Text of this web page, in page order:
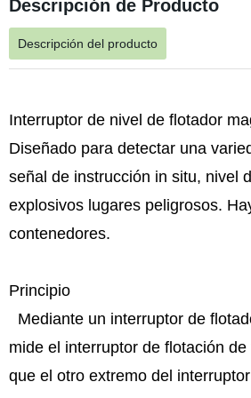
Descripción de Producto
Descripción del producto
Interruptor de nivel de flotador
Diseñado para detectar una
señal de instrucción in situ, nivel
explosivos lugares peligrosos.
contenedores.
Principio
Mediante un interruptor de
mide el interruptor de flotación
que el otro extremo del